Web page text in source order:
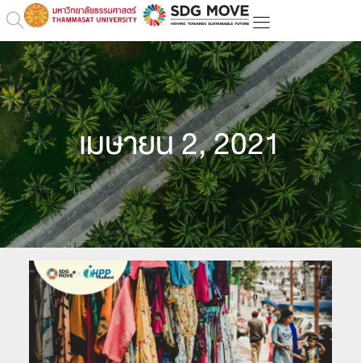
เมษายน 2, 2021